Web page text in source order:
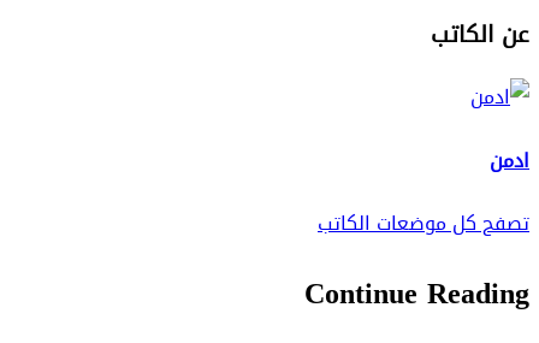
عن الكاتب
ادمن
تصفح كل موضعات الكاتب
Continue Reading